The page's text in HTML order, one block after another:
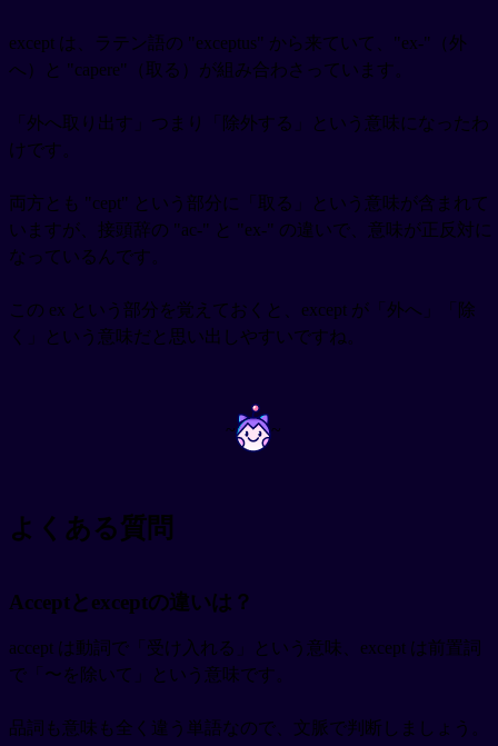
except は、ラテン語の "exceptus" から来ていて、"ex-"（外
へ）と "capere"（取る）が組み合わさっています。
「外へ取り出す」つまり「除外する」という意味になったわ
けです。
両方とも "cept" という部分に「取る」という意味が含まれて
いますが、接頭辞の "ac-" と "ex-" の違いで、意味が正反対に
なっているんです。
この ex という部分を覚えておくと、except が「外へ」「除
く」という意味だと思い出しやすいですね。
~ ~
よくある質問
Acceptとexceptの違いは？
accept は動詞で「受け入れる」という意味、except は前置詞
で「〜を除いて」という意味です。
品詞も意味も全く違う単語なので、文脈で判断しましょう。